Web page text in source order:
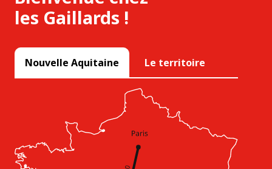
les Gaillards !
Nouvelle Aquitaine Le territoire